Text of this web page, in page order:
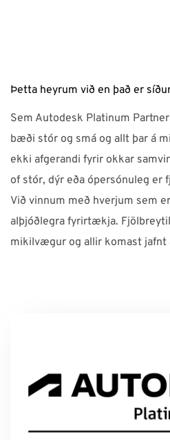
Þetta heyrum við en það er
Sem Autodesk Platinum
bæði stór og smá og allt þar á
ekki afgerandi fyrir okkar
of stór, dýr eða ópersónuleg er
Við vinnum með hverjum sem
alþjóðlegra fyrirtækja.
mikilvægur og allir komast jafnt